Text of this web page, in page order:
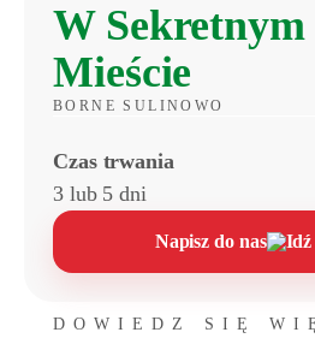
W Sekretnym
Mieście
BORNE SULINOWO
Czas trwania
3 lub 5 dni
Napisz do nas
DOWIEDZ SIĘ